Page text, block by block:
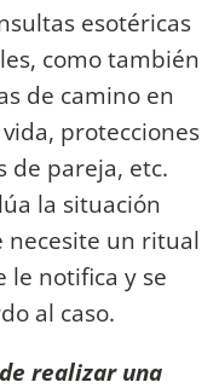
esotéricas
como también
de camino en
protecciones
de pareja, etc.
la situación
necesite un ritual
le notifica y se
al caso.
realizar una